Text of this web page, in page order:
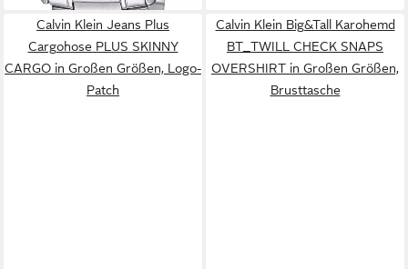
Calvin Klein Jeans Plus
Cargohose PLUS SKINNY
CARGO in Großen Größen, Logo-
Patch
Calvin Klein Big&Tall Karohemd
BT_TWILL CHECK SNAPS
OVERSHIRT in Großen Größen,
Brusttasche